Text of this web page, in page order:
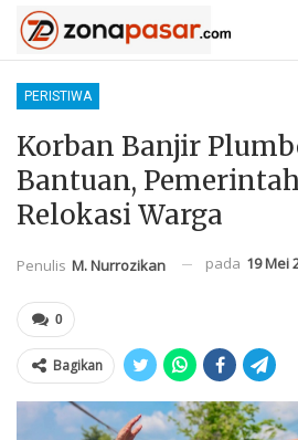
PERISTIWA
Korban Banjir
Bantuan,
Relokasi Warga
Penulis M. Nurrozikan pada 19 Mei
0
Bagikan